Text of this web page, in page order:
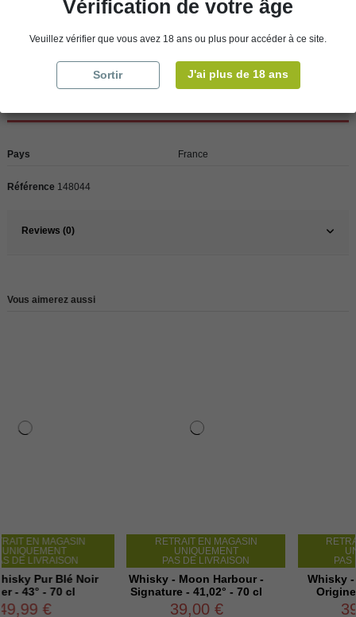
clients de l’étranger, retrait sur place dans nos magasins de ROSCOFF ou
Pays France
Référence 148044
Reviews (0)
Vous aimerez aussi
Noir
cl
RETRAIT EN MAGASIN
UNIQUEMENT
PAS DE LIVRAISON
Whisky - Moon Harbour -
Signature - 41,02° - 70 cl
RETRAIT EN
UNIQUEMENT
PAS DE
Whisky -
Origine - 40° - 70
Vérification de votre âge
Veuillez vérifier que vous avez 18 ans ou plus pour accéder à ce site.
Sortir J'ai plus de 18 ans